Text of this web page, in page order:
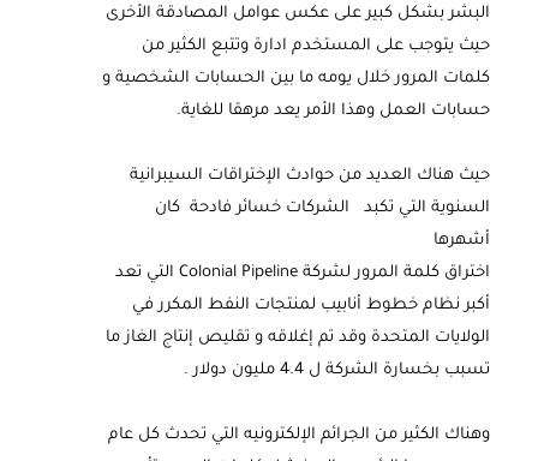
البشر بشكل كبير على عكس عوامل المصادقة الأخرى
حيث يتوجب على المستخدم ادارة وتتبع الكثير من
كلمات المرور خلال يومه ما بين الحسابات الشخصية و
حسابات العمل وهذا الأمر يعد مرهقا للغاية.
حيث هناك العديد من حوادث الإختراقات السيبرانية
السنوية التي تكبد الشركات خسائر فادحة كان
أشهرها
اختراق كلمة المرور لشركة Colonial Pipeline التي تعد
أكبر نظام خطوط أنابيب لمنتجات النفط المكرر في
الولايات المتحدة وقد تم إغلاقه و تقليص إنتاج الغاز ما
تسبب بخسارة الشركة ل 4.4 مليون دولار .
وهناك الكثير من الجرائم الإلكترونيه التي تحدث كل عام